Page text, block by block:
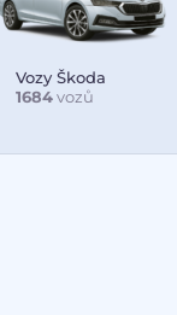
Vozy Škoda
1684vozů